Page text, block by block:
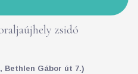
zsidó
Bethlen Gábor út 7.)